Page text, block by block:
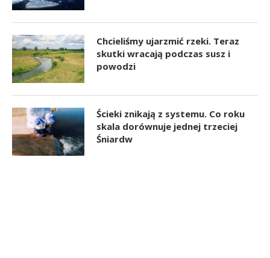
Chcieliśmy ujarzmić rzeki. Teraz
skutki wracają podczas susz i
powodzi
Ścieki znikają z systemu. Co roku
skala dorównuje jednej trzeciej
Śniardw